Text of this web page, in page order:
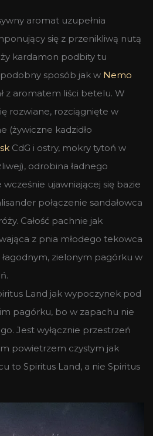
aromat uzupełnia
się z przenikliwą nutą
kardamon podbity tu
sposób jak w Nemo
z aromatem liści betelu. W
rozwiane, rozciągnięte w
(żywiczne kadzidło
CdG i ostry, mokry tytoń w
odrobina ładnego
ujawniającej się bazie
połączenie sandałowca
Całość pachnie jak
z pnia młodego tekowca
zielonym pagórku w
Land jak wypoczynek pod
pagórku, bo w zapachu nie
Jest wyłącznie przestrzeń
powietrzem czystym jak
to Spiritus Land, a nie Spiritus